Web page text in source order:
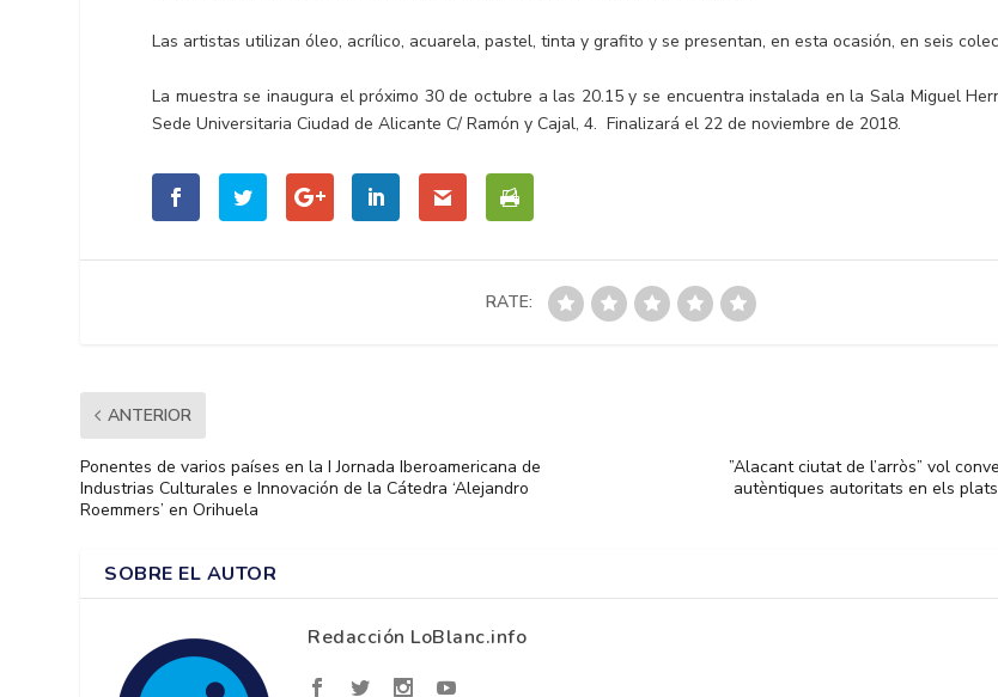
Las artistas utilizan óleo, acrílico, acuarela, pastel, tinta y grafito y se presentan, en esta ocasión, en seis
La muestra se inaugura el próximo 30 de octubre a las 20.15 y se encuentra instalada en la Sala Miguel
Sede Universitaria Ciudad de Alicante C/ Ramón y Cajal, 4. Finalizará el 22 de noviembre de 2018.
RATE:
ANTERIOR
Ponentes de varios países en la I Jornada Iberoamericana de
Industrias Culturales e Innovación de la Cátedra ‘Alejandro
Roemmers’ en Orihuela
”Alacant ciutat de l’arròs” vol
autèntiques autoritats en els
SOBRE EL AUTOR
Redacción LoBlanc.info